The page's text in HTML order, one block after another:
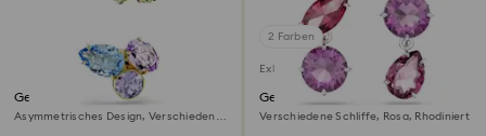
Gema Ohrspangen
Asymmetrisches Design, Verschiedene
2 Farben
Exklusiv online
Gema Drop-Ohrhänger
Verschiedene Schliffe, Rosa, Rhodiniert